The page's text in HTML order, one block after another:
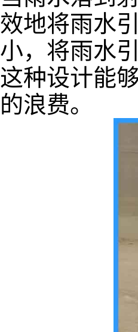
效地将雨水
小，将雨水
这种设计能
的浪费。